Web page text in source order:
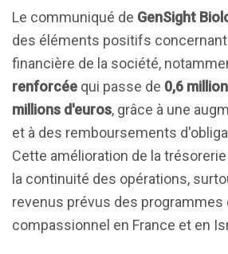
Le communiqué de GenSight
des éléments positifs
financière de la société,
renforcée qui passe de 0,6
millions d'euros, grâce à une
et à des remboursements
Cette amélioration de la
la continuité des opérations,
revenus prévus des programmes
compassionnel en France et en